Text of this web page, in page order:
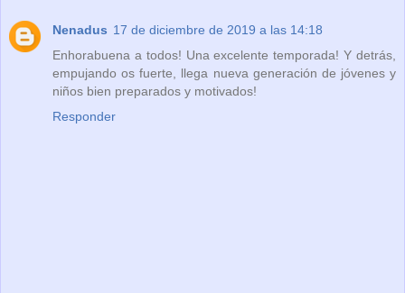
Nenadus 17 de diciembre de 2019 a las 14:18
Enhorabuena a todos! Una excelente temporada! Y detrás,
empujando os fuerte, llega nueva generación de jóvenes y
niños bien preparados y motivados!
Responder